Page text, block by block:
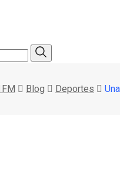
Blog Deportes